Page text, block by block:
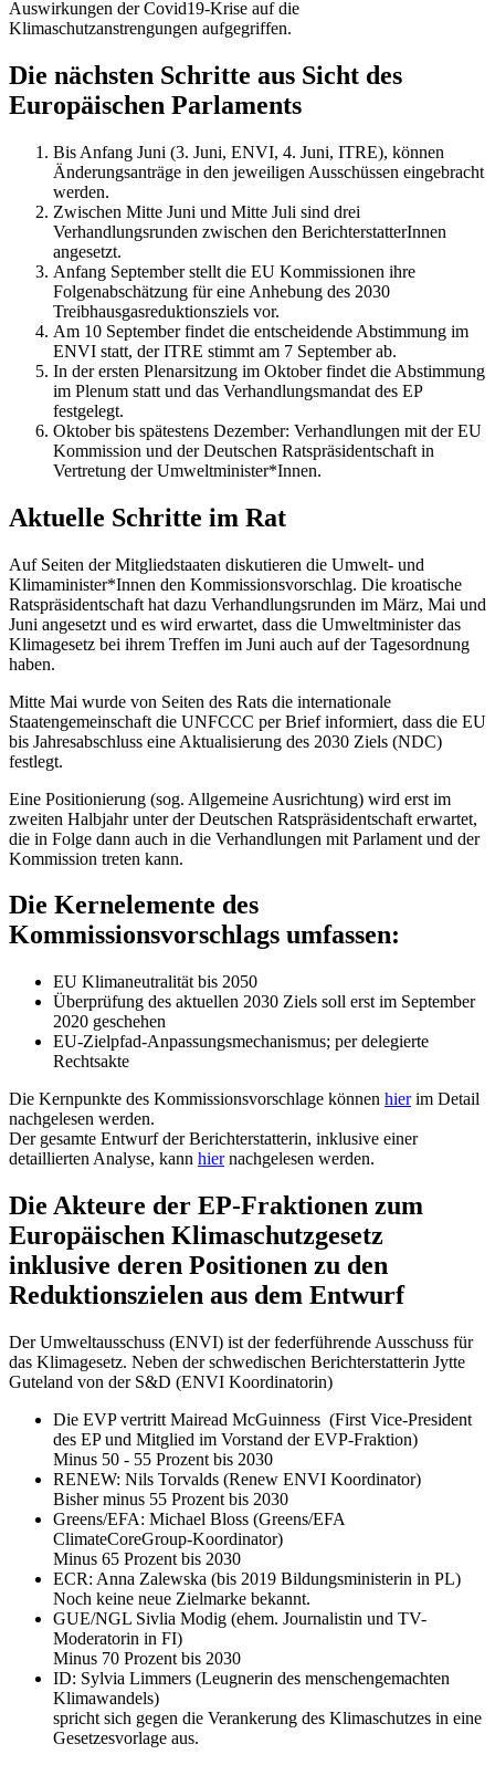
Auswirkungen der Covid19-Krise auf die
Klimaschutzanstrengungen aufgegriffen.
Die nächsten Schritte aus Sicht des
Europäischen Parlaments
Bis Anfang Juni (3. Juni, ENVI, 4. Juni, ITRE), können
Änderungsanträge in den jeweiligen Ausschüssen eingebracht
werden.
Zwischen Mitte Juni und Mitte Juli sind drei
Verhandlungsrunden zwischen den BerichterstatterInnen
angesetzt.
Anfang September stellt die EU Kommissionen ihre
Folgenabschätzung für eine Anhebung des 2030
Treibhausgasreduktionsziels vor.
Am 10 September findet die entscheidende Abstimmung im
ENVI statt, der ITRE stimmt am 7 September ab.
In der ersten Plenarsitzung im Oktober findet die Abstimmung
im Plenum statt und das Verhandlungsmandat des EP
festgelegt.
Oktober bis spätestens Dezember: Verhandlungen mit der EU
Kommission und der Deutschen Ratspräsidentschaft in
Vertretung der Umweltminister*Innen.
Aktuelle Schritte im Rat
Auf Seiten der Mitgliedstaaten diskutieren die Umwelt- und
Klimaminister*Innen den Kommissionsvorschlag. Die kroatische
Ratspräsidentschaft hat dazu Verhandlungsrunden im März, Mai und
Juni angesetzt und es wird erwartet, dass die Umweltminister das
Klimagesetz bei ihrem Treffen im Juni auch auf der Tagesordnung
haben.
Mitte Mai wurde von Seiten des Rats die internationale
Staatengemeinschaft die UNFCCC per Brief informiert, dass die EU
bis Jahresabschluss eine Aktualisierung des 2030 Ziels (NDC)
festlegt.
Eine Positionierung (sog. Allgemeine Ausrichtung) wird erst im
zweiten Halbjahr unter der Deutschen Ratspräsidentschaft erwartet,
die in Folge dann auch in die Verhandlungen mit Parlament und der
Kommission treten kann.
Die Kernelemente des
Kommissionsvorschlags umfassen:
EU Klimaneutralität bis 2050
Überprüfung des aktuellen 2030 Ziels soll erst im September
2020 geschehen
EU-Zielpfad-Anpassungsmechanismus; per delegierte
Rechtsakte
Die Kernpunkte des Kommissionsvorschlage können hierim Detail
nachgelesen werden.
Der gesamte Entwurf der Berichterstatterin, inklusive einer
detaillierten Analyse, kann hiernachgelesen werden.
Die Akteure der EP-Fraktionen zum
Europäischen Klimaschutzgesetz
inklusive deren Positionen zu den
Reduktionszielen aus dem Entwurf
Der Umweltausschuss (ENVI) ist der federführende Ausschuss für
das Klimagesetz. Neben der schwedischen Berichterstatterin Jytte
Guteland von der S&D (ENVI Koordinatorin)
Die EVP vertritt Mairead McGuinness (First Vice-President
des EP und Mitglied im Vorstand der EVP-Fraktion)
Minus 50 - 55 Prozent bis 2030
RENEW: Nils Torvalds (Renew ENVI Koordinator)
Bisher minus 55 Prozent bis 2030
Greens/EFA: Michael Bloss (Greens/EFA
ClimateCoreGroup-Koordinator)
Minus 65 Prozent bis 2030
ECR: Anna Zalewska (bis 2019 Bildungsministerin in PL)
Noch keine neue Zielmarke bekannt.
GUE/NGL Sivlia Modig (ehem. Journalistin und TV-
Moderatorin in FI)
Minus 70 Prozent bis 2030
ID: Sylvia Limmers (Leugnerin des menschengemachten
Klimawandels)
spricht sich gegen die Verankerung des Klimaschutzes in eine
Gesetzesvorlage aus.